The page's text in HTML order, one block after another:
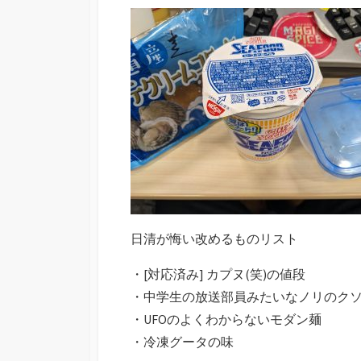
日清が悔い改めるものリスト
・[対応済み] カプヌ(笑)の値段
・中学生の放送部員みたいなノリのク
・UFOのよくわからないモダン麺
・冷凍グータの味